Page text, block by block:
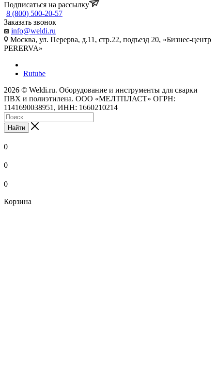
Подписаться на рассылку
8 (800) 500-20-57
Заказать звонок
info@weldi.ru
Москва, ул. Перерва, д.11, стр.22, подъезд 20, «Бизнес-центр
PERERVA»
Rutube
2026 © Weldi.ru. Оборудование и инструменты для сварки
ПВХ и полиэтилена. ООО «МЕЛТПЛАСТ» ОГРН:
1141690038951, ИНН: 1660210214
Найти
0
0
0
Корзина